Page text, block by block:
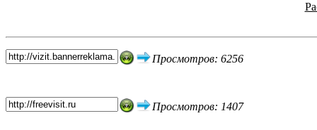
Просмотров: 6256
Просмотров: 1407